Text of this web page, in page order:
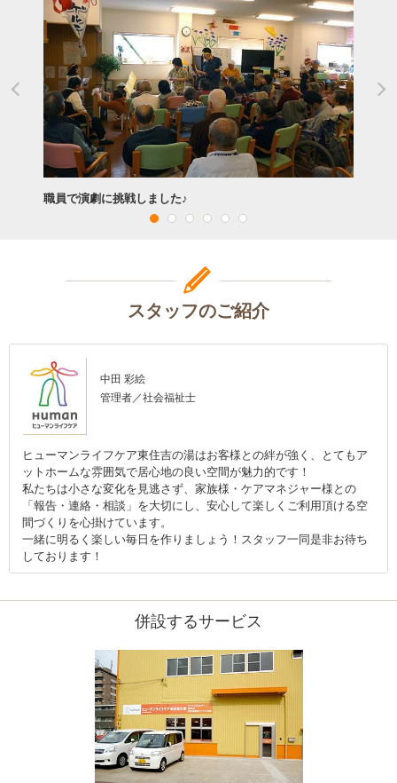
職員で演劇に挑戦しました♪
スタッフのご紹介
中田 彩絵
管理者／社会福祉士
ヒューマンライフケア東住吉の湯はお客様との絆が強く、とてもア
ットホームな雰囲気で居心地の良い空間が魅力的です！
私たちは小さな変化を見逃さず、家族様・ケアマネジャー様との
「報告・連絡・相談」を大切にし、安心して楽しくご利用頂ける空
間づくりを心掛けています。
一緒に明るく楽しい毎日を作りましょう！スタッフ一同是非お待ち
しております！
併設するサービス